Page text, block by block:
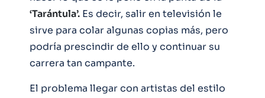
‘Tarántula’. Es decir, salir en televisión le
sirve para colar algunas copias más, pero
podría prescindir de ello y continuar su
carrera tan campante.
El problema llegar con artistas del estilo